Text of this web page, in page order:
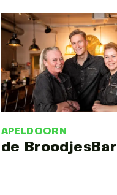
APELDOORN
de BroodjesBar